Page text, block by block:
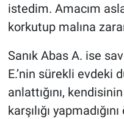
istedim. Amacım
korkutup malına
Sanık Abas A. ise
E.’nin sürekli evdeki
anlattığını,
karşılığı